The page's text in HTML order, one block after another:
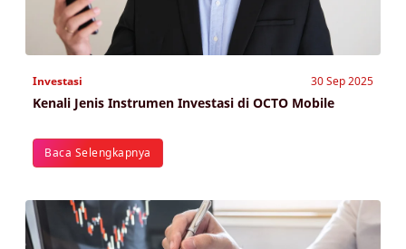
Investasi 30 Sep 2025
Kenali Jenis Instrumen Investasi di OCTO Mobile
Baca Selengkapnya